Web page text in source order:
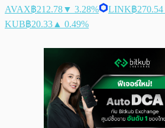
AVAX฿212.78▼ 3.28% LINK฿270.54
KUB฿20.33 ▲ 0.49%